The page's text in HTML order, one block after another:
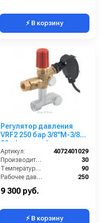
⚡ В корзину
Регулятор давления
VRF2 250 бар 3/8"М-3/8"F,
30 л/мин, с м/
выключателем
Артикул:
4072401029
Производительность (л/мин):
30
Температура (°C):
90
Рабочее давление (бар):
250
9 300 руб.
⚡ В корзину